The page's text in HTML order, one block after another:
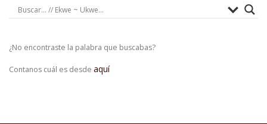
¿No encontraste la palabra que buscabas?
Contanos cuál es desde aquí